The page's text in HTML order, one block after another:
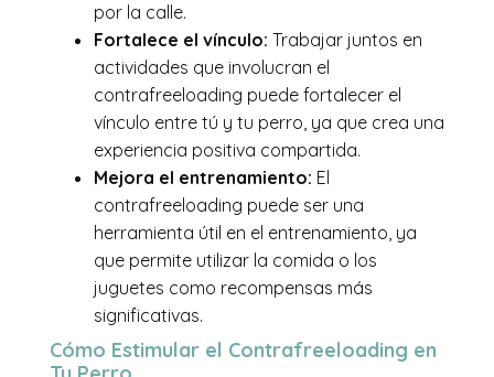
por la calle.
Fortalece el vínculo: Trabajar juntos en
actividades que involucran el
contrafreeloading puede fortalecer el
vínculo entre tú y tu perro, ya que crea una
experiencia positiva compartida.
Mejora el entrenamiento: El
contrafreeloading puede ser una
herramienta útil en el entrenamiento, ya
que permite utilizar la comida o los
juguetes como recompensas más
significativas.
Cómo Estimular el Contrafreeloading en